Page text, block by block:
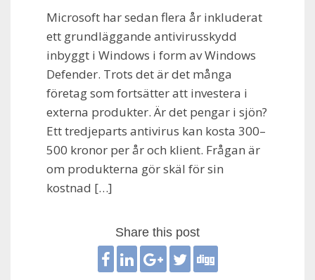
Microsoft har sedan flera år inkluderat
ett grundläggande antivirusskydd
inbyggt i Windows i form av Windows
Defender. Trots det är det många
företag som fortsätter att investera i
externa produkter. Är det pengar i sjön?
Ett tredjeparts antivirus kan kosta 300–
500 kronor per år och klient. Frågan är
om produkterna gör skäl för sin
kostnad […]
Share this post